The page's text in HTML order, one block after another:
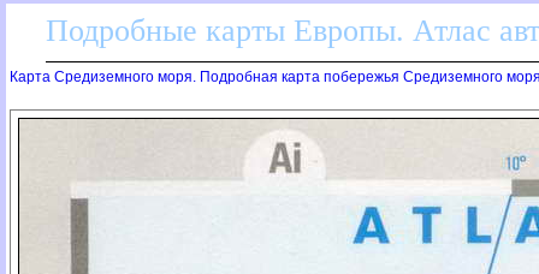
Подробные карты Европы. Атлас
Карта Средиземного моря. Подробная карта побережья Средиземного